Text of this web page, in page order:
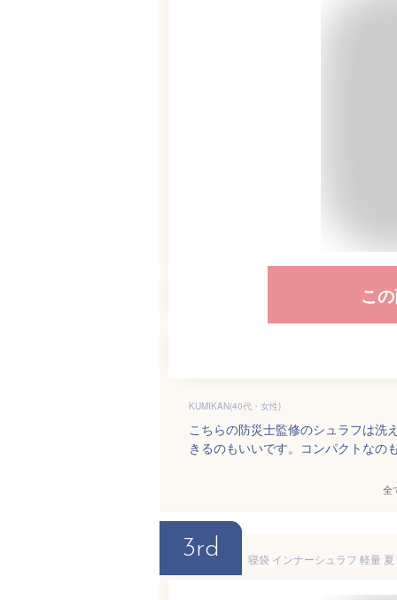
こ
KUMIKAN(40代・女性)
こちらの防災士監修のシュラフは洗
きるのもいいです。コンパクトなの
全
3rd